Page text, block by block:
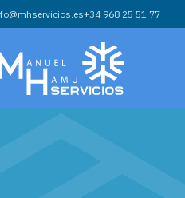
+34 968 25 51 77